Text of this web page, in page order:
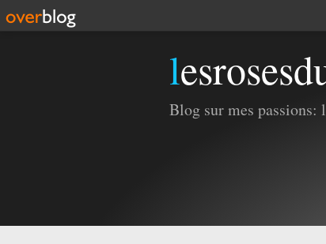
Blog sur mes passions: